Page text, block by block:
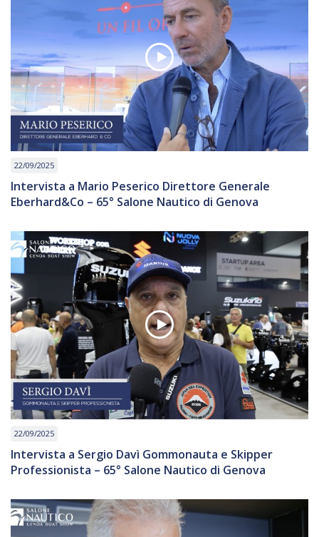
22/09/2025
Intervista a Mario Peserico Direttore Generale
Eberhard&Co – 65° Salone Nautico di Genova
22/09/2025
Intervista a Sergio Davì Gommonauta e Skipper
Professionista – 65° Salone Nautico di Genova